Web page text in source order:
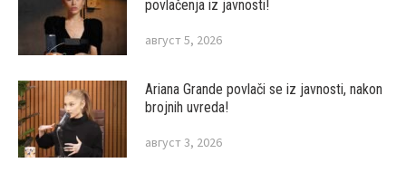
povlačenja iz javnosti!
август 5, 2026
Ariana Grande povlači se iz javnosti, nakon
brojnih uvreda!
август 3, 2026